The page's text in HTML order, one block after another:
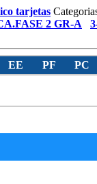
tarjetas
2 GR-A
EE PF PC